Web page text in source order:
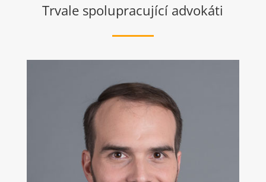
Trvale spolupracující advokáti